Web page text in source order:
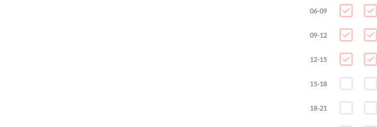
06-09
09-12
12-15
15-18
18-21